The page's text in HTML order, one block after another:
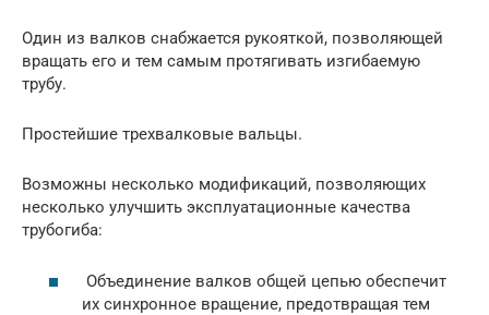
Один из валков снабжается рукояткой, позволяющей
вращать его и тем самым протягивать изгибаемую
трубу.
Простейшие трехвалковые вальцы.
Возможны несколько модификаций, позволяющих
несколько улучшить эксплуатационные качества
трубогиба:
Объединение валков общей цепью обеспечит
их синхронное вращение, предотвращая тем